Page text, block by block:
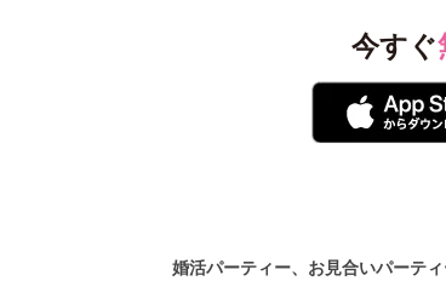
今すぐ
婚活パーティー、お見合いパーテ